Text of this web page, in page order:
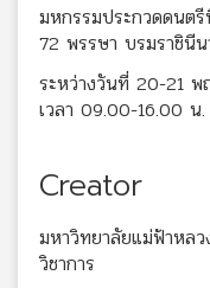
มหกรรมประกวดดนต
72 พรรษา บรมราชินีน
ระหว่างวันที่ 20-21
เวลา 09.00-16.00 น.
Creator
มหาวิทยาลัยแม่ฟ้าหล
วิชาการ